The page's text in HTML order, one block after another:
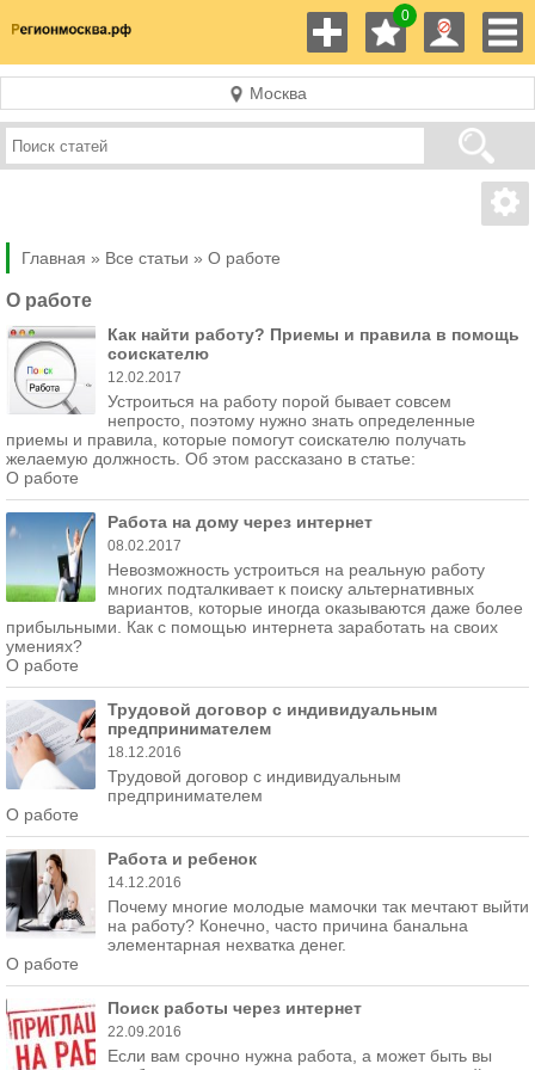
0
Москва
Главная » Все статьи » О работе
О работе
Как найти работу? Приемы и правила в помощь
соискателю
12.02.2017
Устроиться на работу порой бывает совсем
непросто, поэтому нужно знать определенные
приемы и правила, которые помогут соискателю получать
желаемую должность. Об этом рассказано в статье:
О работе
Работа на дому через интернет
08.02.2017
Невозможность устроиться на реальную работу
многих подталкивает к поиску альтернативных
вариантов, которые иногда оказываются даже более
прибыльными. Как с помощью интернета заработать на своих
умениях?
О работе
Трудовой договор с индивидуальным
предпринимателем
18.12.2016
Трудовой договор с индивидуальным
предпринимателем
О работе
Работа и ребенок
14.12.2016
Почему многие молодые мамочки так мечтают выйти
на работу? Конечно, часто причина банальна
элементарная нехватка денег.
О работе
Поиск работы через интернет
22.09.2016
Если вам срочно нужна работа, а может быть вы